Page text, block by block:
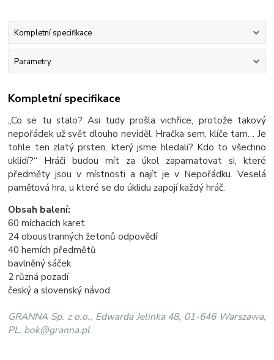
Kompletní specifikace
Parametry
Kompletní specifikace
„Co se tu stalo? Asi tudy prošla vichřice, protože takový
nepořádek už svět dlouho neviděl. Hračka sem, klíče tam… Je
tohle ten zlatý prsten, který jsme hledali? Kdo to všechno
uklidí?“ Hráči budou mít za úkol zapamatovat si, které
předměty jsou v místnosti a najít je v Nepořádku. Veselá
paměťová hra, u které se do úklidu zapojí každý hráč.
Obsah balení:
60 míchacích karet
24 oboustranných žetonů odpovědí
40 herních předmětů
bavlněný sáček
2 různá pozadí
český a slovenský návod
GRANNA Sp. z o.o., Edwarda Jelinka 48, 01-646 Warszawa,
PL, bok@granna.pl